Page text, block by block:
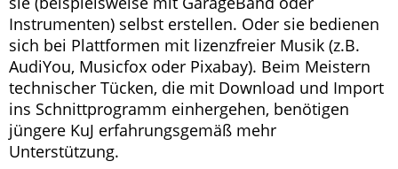
Instrumenten) selbst erstellen. Oder sie bedienen
sich bei Plattformen mit lizenzfreier Musik (z.B.
AudiYou, Musicfox oder Pixabay). Beim Meistern
technischer Tücken, die mit Download und Import
ins Schnittprogramm einhergehen, benötigen
jüngere KuJ erfahrungsgemäß mehr
Unterstützung.